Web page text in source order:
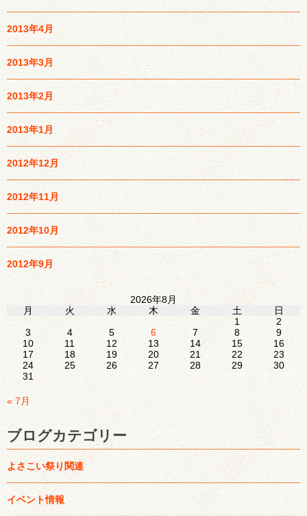
2013年4月
2013年3月
2013年2月
2013年1月
2012年12月
2012年11月
2012年10月
2012年9月
2026年8月
月
火 水 木 金 土
日
1
2
3
4 5 6 7 8
9
10
11 12 13 14 15
16
17
18 19 20 21 22
23
24
25 26 27 28 29
30
31
« 7月
ブログカテゴリー
よさこい祭り関連
イベント情報